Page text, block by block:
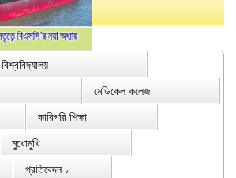
মেডিকেল কলেজ
কারিগরি শিক্ষা
মুখোমুখি
প্রতিবেদন ∨